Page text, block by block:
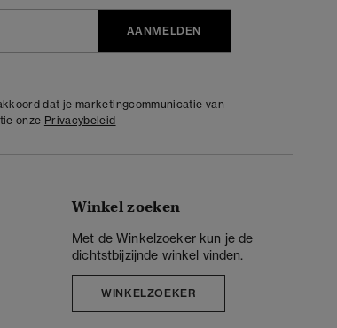
AANMELDEN
dat je marketingcommunicatie van
onze Privacybeleid
Winkel zoeken
Met de Winkelzoeker kun je de
dichtstbijzijnde winkel vinden.
WINKELZOEKER